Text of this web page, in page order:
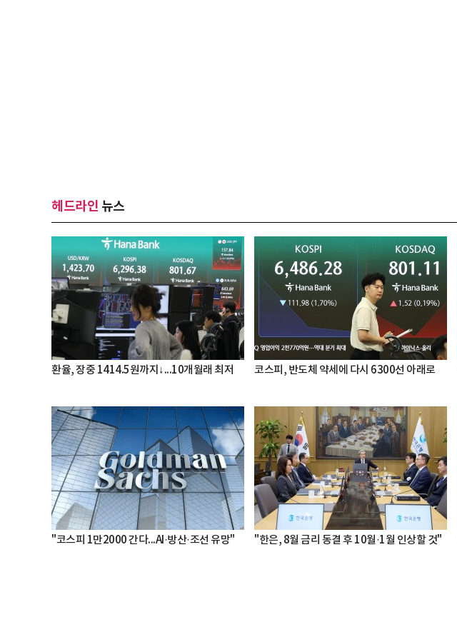
헤드라인 뉴스
환율, 장중 1414.5원까지↓...10개월래 최저 코스피, 반도체 약세에 다시 6300선 아래로
"코스피 1만2000 간다...AI·방산·조선 유망" "한은, 8월 금리 동결 후 10월·1월 인상할 것"